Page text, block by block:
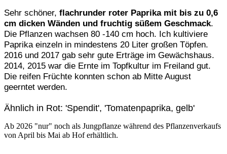
Sehr schöner, flachrunder roter Paprika mit bis zu 0,6
cm dicken Wänden und fruchtig süßem Geschmack.
Die Pflanzen wachsen 80 -140 cm hoch. Ich kultiviere
Paprika einzeln in mindestens 20 Liter großen Töpfen.
2016 und 2017 gab sehr gute Erträge im Gewächshaus.
2014, 2015 war die Ernte im Topfkultur im Freiland gut.
Die reifen Früchte konnten schon ab Mitte August
geerntet werden.
Ähnlich in Rot: 'Spendit', 'Tomatenpaprika, gelb'
Ab 2026 "nur" noch als Jungpflanze während des Pflanzenverkaufs
von April bis Mai ab Hof erhältlich.